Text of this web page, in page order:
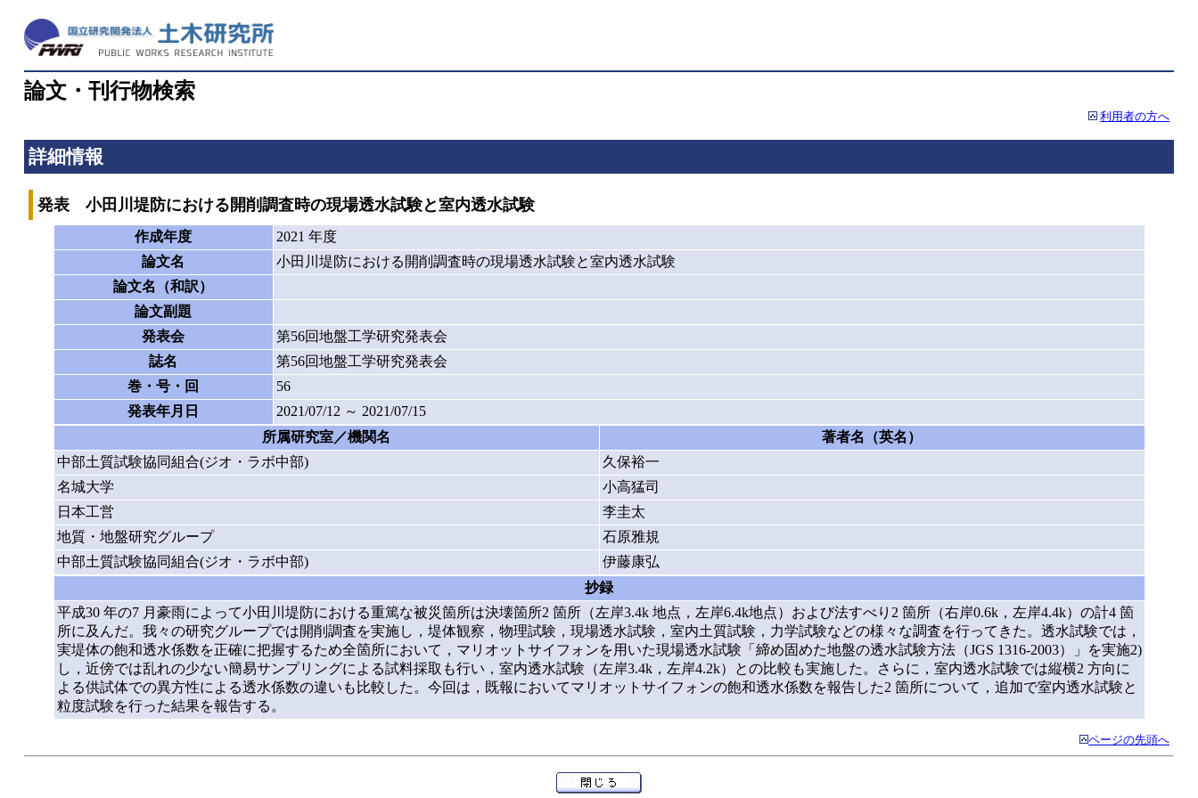
論文・刊行物検索
利用者の方へ
詳細情報
発表 小田川堤防における開削調査時の現場透水試験と室内透水試験
作成年度
2021 年度
論文名
小田川堤防における開削調査時の現場透水試験と室内透水試験
論文名（和訳）
論文副題
発表会
第56回地盤工学研究発表会
誌名
第56回地盤工学研究発表会
巻・号・回
56
発表年月日
2021/07/12 ～ 2021/07/15
所属研究室／機関名
著者名（英名）
中部土質試験協同組合(ジオ・ラボ中部)
久保裕一
名城大学
小高猛司
日本工営
李圭太
地質・地盤研究グループ
石原雅規
中部土質試験協同組合(ジオ・ラボ中部)
伊藤康弘
抄録
平成30 年の7 月豪雨によって小田川堤防における重篤な被災箇所は決壊箇所2 箇所（左岸3.4k 地点，左岸6.4k地点）および法すべり2 箇所（右岸0.6k，左岸4.4k）の計4 箇
所に及んだ。我々の研究グループでは開削調査を実施し，堤体観察，物理試験，現場透水試験，室内土質試験，力学試験などの様々な調査を行ってきた。透水試験では，
実堤体の飽和透水係数を正確に把握するため全箇所において，マリオットサイフォンを用いた現場透水試験「締め固めた地盤の透水試験方法（JGS 1316-2003）」を実施2)
し，近傍では乱れの少ない簡易サンプリングによる試料採取も行い，室内透水試験（左岸3.4k，左岸4.2k）との比較も実施した。さらに，室内透水試験では縦横2 方向に
よる供試体での異方性による透水係数の違いも比較した。今回は，既報においてマリオットサイフォンの飽和透水係数を報告した2 箇所について，追加で室内透水試験と
粒度試験を行った結果を報告する。
ページの先頭へ